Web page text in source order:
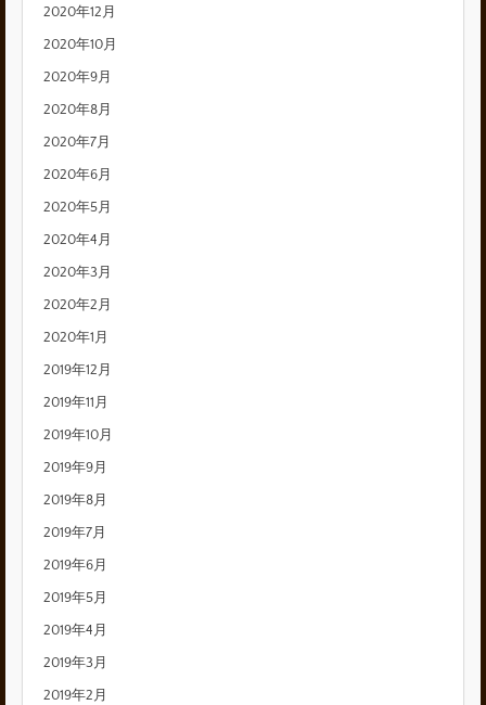
2020年12月
2020年10月
2020年9月
2020年8月
2020年7月
2020年6月
2020年5月
2020年4月
2020年3月
2020年2月
2020年1月
2019年12月
2019年11月
2019年10月
2019年9月
2019年8月
2019年7月
2019年6月
2019年5月
2019年4月
2019年3月
2019年2月